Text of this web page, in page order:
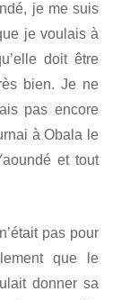
je me suis
je voulais à
doit être
bien. Je ne
pas encore
à Obala le
et tout
pas pour
que le
donner sa